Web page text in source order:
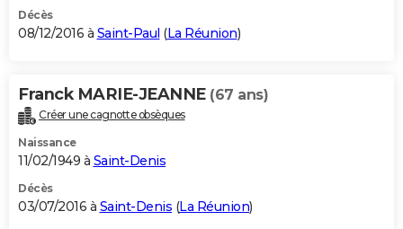
Décès
08/12/2016 à Saint-Paul (La Réunion)
Franck MARIE-JEANNE (67 ans)
Créer une cagnotte obsèques
Naissance
11/02/1949 à Saint-Denis
Décès
03/07/2016 à Saint-Denis (La Réunion)